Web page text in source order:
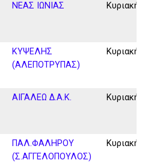
ΝΕΑΣ ΙΩΝΙΑΣ Κυριακή
ΚΥΨΕΛΗΣ
(ΑΛΕΠΟΤΡΥΠΑΣ)
Κυριακή
ΑΙΓΑΛΕΩ Δ.Α.Κ. Κυριακή
ΠΑΛ.ΦΑΛΗΡΟΥ
(Σ.ΑΓΓΕΛΟΠΟΥΛΟΣ)
Κυριακή